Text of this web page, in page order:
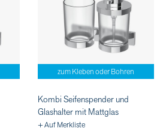
zum Kleben oder Bohren
Kombi Seifenspender und
Glashalter mit Mattglas
+ Auf Merkliste